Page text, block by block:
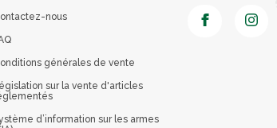
nous
générales de vente
sur la vente d'articles
d’information sur les armes